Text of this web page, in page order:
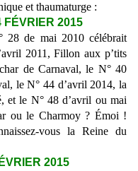
et thaumaturge :
FÉVRIER 2015
28 de mai 2010 célébrait
2011, Fillon aux p’tits
de Carnaval, le N° 40
le N° 44 d’avril 2014, la
et le N° 48 d’avril ou mai
ou le Charmoy ? Émoi !
vous la Reine du
2015